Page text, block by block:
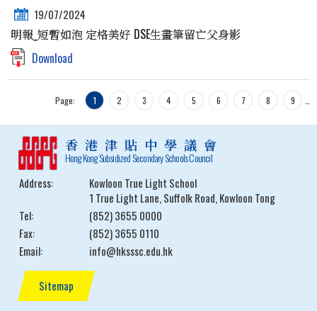
19/07/2024
明報_短暫如泡 定格美好 DSE生畫筆留亡父身影
Download
Page: 1 2 3 4 5 6 7 8 9
香港津貼中學議會
Hong Kong Subsidized Secondary Schools Council
Address:
Kowloon True Light School
1 True Light Lane, Suffolk Road, Kowloon Tong
Tel:
(852) 3655 0000
Fax:
(852) 3655 0110
Email:
info@hksssc.edu.hk
Sitemap